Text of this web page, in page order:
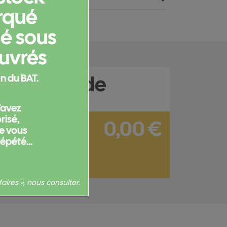
0,00 €
sous
du BAT.
vous
», nous consulter.